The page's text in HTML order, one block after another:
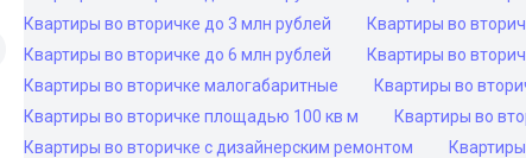
Квартиры во вторичке до 3 млн рублей
Квартиры во
Квартиры во вторичке до 6 млн рублей
Квартиры во
Квартиры во вторичке малогабаритные
Квартиры во
Квартиры во вторичке площадью 100 кв м
Квартиры во
Квартиры во вторичке с дизайнерским ремонтом